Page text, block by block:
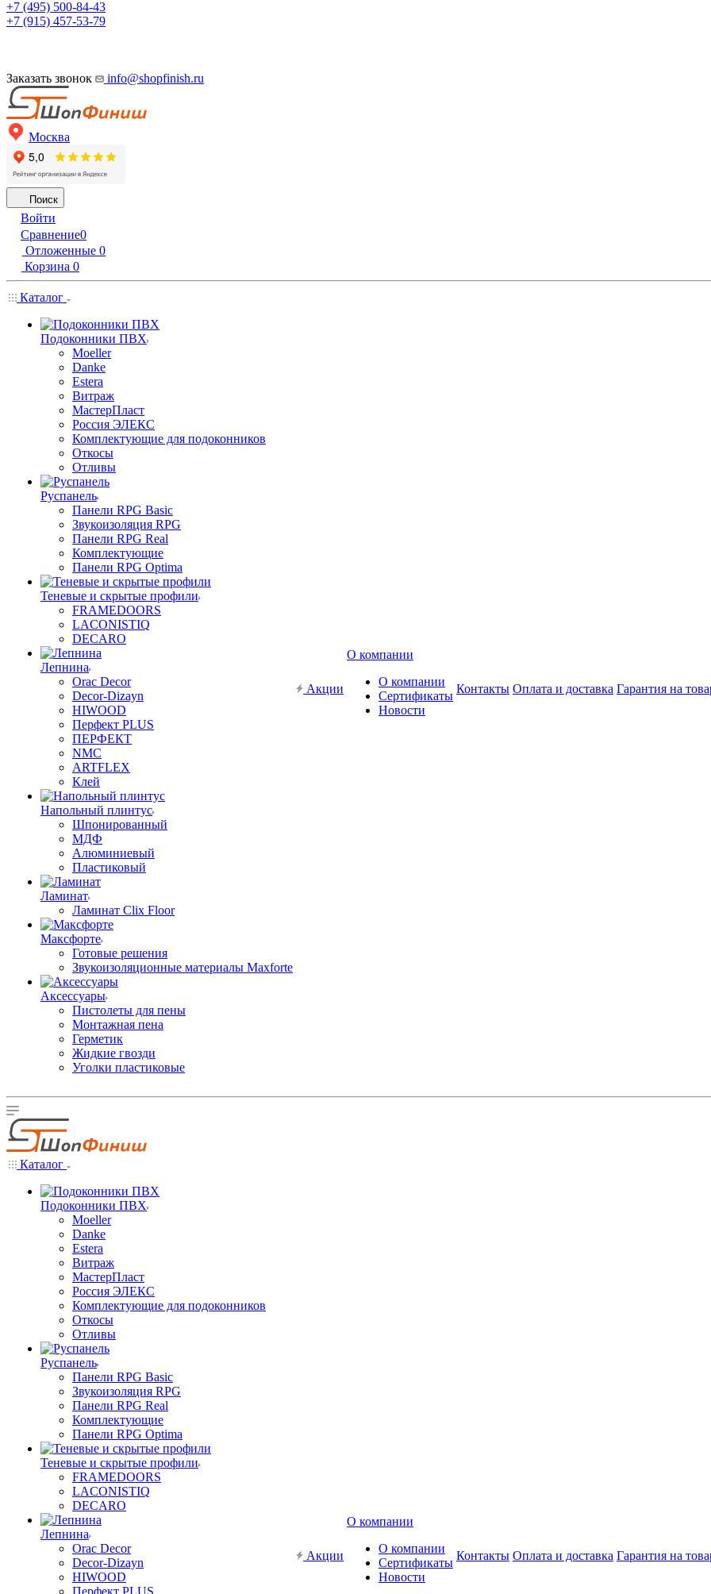
+7 (495) 500-84-43
+7 (915) 457-53-79
Заказать звонок info@shopfinish.ru
Москва
Поиск
Войти
Сравнение0
Отложенные 0
Корзина 0
Каталог
Подоконники ПВХ
Moeller
Danke
Estera
Витраж
МастерПласт
Россия ЭЛЕКС
Комплектующие для подоконников
Откосы
Отливы
Руспанель
Панели RPG Basic
Звукоизоляция RPG
Панели RPG Real
Комплектующие
Панели RPG Optima
Теневые и скрытые профили
FRAMEDOORS
LACONISTIQ
DECARO
Лепнина
Orac Decor
Decor-Dizayn
HIWOOD
Перфект PLUS
ПЕРФЕКТ
NMC
ARTFLEX
Клей
Напольный плинтус
Шпонированный
МДФ
Алюминиевый
Пластиковый
Ламинат
Ламинат Clix Floor
Максфорте
Готовые решения
Звукоизоляционные материалы Maxforte
Аксессуары
Пистолеты для пены
Монтажная пена
Герметик
Жидкие гвозди
Уголки пластиковые
Акции
О компании
О компании
Сертификаты
Новости
Контакты Оплата и доставка Гарантия на
Каталог
Подоконники ПВХ
Moeller
Danke
Estera
Витраж
МастерПласт
Россия ЭЛЕКС
Комплектующие для подоконников
Откосы
Отливы
Руспанель
Панели RPG Basic
Звукоизоляция RPG
Панели RPG Real
Комплектующие
Панели RPG Optima
Теневые и скрытые профили
FRAMEDOORS
LACONISTIQ
DECARO
Лепнина
Orac Decor
Decor-Dizayn
HIWOOD
Перфект PLUS
Акции
О компании
О компании
Сертификаты
Новости
Контакты Оплата и доставка Гарантия на